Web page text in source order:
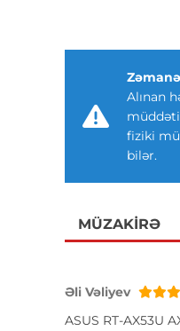
Alınan
fiziki
bilər.
MÜZAKIRƏ
Əli Vəliyev
ASUS RT-AX53U